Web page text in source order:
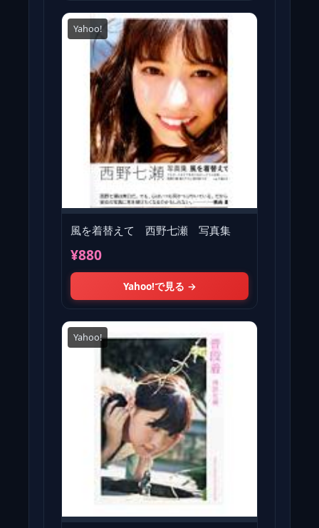
Yahoo!
風を着替えて 西野七瀬 写真集
¥880
Yahoo!で見る →
Yahoo!